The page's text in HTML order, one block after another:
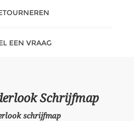
EEN VRAAG
Schrijfmap
schrijfmap